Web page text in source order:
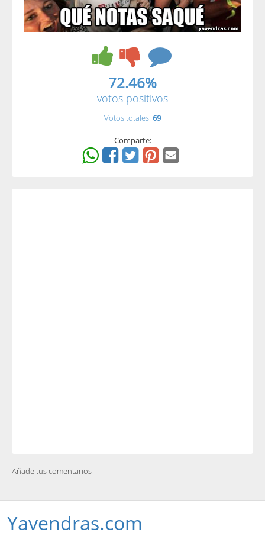
72.46%
votos positivos
Votos totales: 69
Comparte:
Añade tus comentarios
Yavendras.com